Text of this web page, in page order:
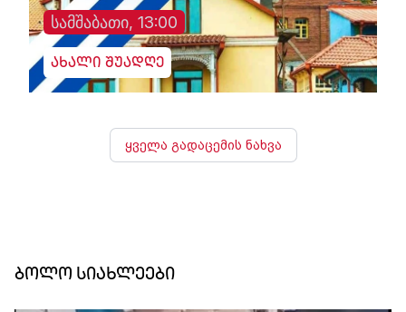
სამშაბათი, 13:00
ახალი შუადღე
ყველა გადაცემის ნახვა
ბოლო სიახლეები